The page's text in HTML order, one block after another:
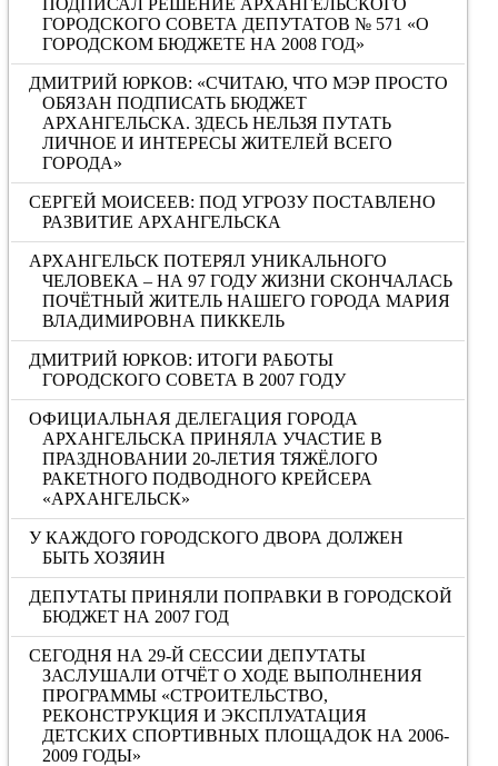
ПОДПИСАЛ РЕШЕНИЕ АРХАНГЕЛЬСКОГО
ГОРОДСКОГО СОВЕТА ДЕПУТАТОВ № 571 «О
ГОРОДСКОМ БЮДЖЕТЕ НА 2008 ГОД»
ДМИТРИЙ ЮРКОВ: «СЧИТАЮ, ЧТО МЭР ПРОСТО
ОБЯЗАН ПОДПИСАТЬ БЮДЖЕТ
АРХАНГЕЛЬСКА. ЗДЕСЬ НЕЛЬЗЯ ПУТАТЬ
ЛИЧНОЕ И ИНТЕРЕСЫ ЖИТЕЛЕЙ ВСЕГО
ГОРОДА»
СЕРГЕЙ МОИСЕЕВ: ПОД УГРОЗУ ПОСТАВЛЕНО
РАЗВИТИЕ АРХАНГЕЛЬСКА
АРХАНГЕЛЬСК ПОТЕРЯЛ УНИКАЛЬНОГО
ЧЕЛОВЕКА – НА 97 ГОДУ ЖИЗНИ СКОНЧАЛАСЬ
ПОЧЁТНЫЙ ЖИТЕЛЬ НАШЕГО ГОРОДА МАРИЯ
ВЛАДИМИРОВНА ПИККЕЛЬ
ДМИТРИЙ ЮРКОВ: ИТОГИ РАБОТЫ
ГОРОДСКОГО СОВЕТА В 2007 ГОДУ
ОФИЦИАЛЬНАЯ ДЕЛЕГАЦИЯ ГОРОДА
АРХАНГЕЛЬСКА ПРИНЯЛА УЧАСТИЕ В
ПРАЗДНОВАНИИ 20-ЛЕТИЯ ТЯЖЁЛОГО
РАКЕТНОГО ПОДВОДНОГО КРЕЙСЕРА
«АРХАНГЕЛЬСК»
У КАЖДОГО ГОРОДСКОГО ДВОРА ДОЛЖЕН
БЫТЬ ХОЗЯИН
ДЕПУТАТЫ ПРИНЯЛИ ПОПРАВКИ В ГОРОДСКОЙ
БЮДЖЕТ НА 2007 ГОД
СЕГОДНЯ НА 29-Й СЕССИИ ДЕПУТАТЫ
ЗАСЛУШАЛИ ОТЧЁТ О ХОДЕ ВЫПОЛНЕНИЯ
ПРОГРАММЫ «СТРОИТЕЛЬСТВО,
РЕКОНСТРУКЦИЯ И ЭКСПЛУАТАЦИЯ
ДЕТСКИХ СПОРТИВНЫХ ПЛОЩАДОК НА 2006-
2009 ГОДЫ»